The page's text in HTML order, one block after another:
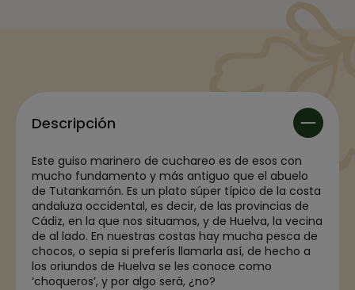
Descripción
Este guiso marinero de cuchareo es de esos con
mucho fundamento y más antiguo que el abuelo
de Tutankamón. Es un plato súper típico de la costa
andaluza occidental, es decir, de las provincias de
Cádiz, en la que nos situamos, y de Huelva, la vecina
de al lado. En nuestras costas hay mucha pesca de
chocos, o sepia si preferís llamarla así, de hecho a
los oriundos de Huelva se les conoce como
‘choqueros’, y por algo será, ¿no?